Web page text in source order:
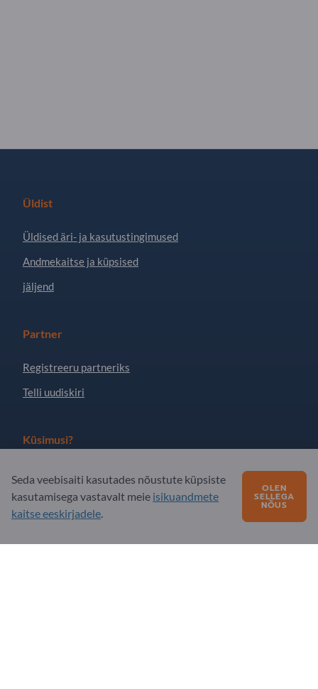
Üldist
Üldised äri- ja kasutustingimused
Andmekaitse ja küpsised
jäljend
Partner
Registreeru partneriks
Telli uudiskiri
Küsimusi?
KKK - korduma kippuvad küsimused
Meie teenuste pakkumine
Meie firmast
Sõnum Exportpagesile
Seda veebisaiti kasutades nõustute küpsiste
kasutamisega vastavalt meie isikuandmete
kaitse eeskirjadele.
OLEN
SELLEGA
NÕUS